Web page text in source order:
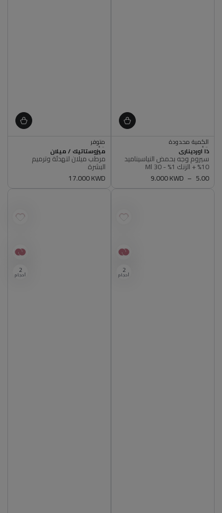
أصلي 100%
الكمية محدودة
أصلي 100%
البائع
ذا اورديناري
سيروم وجه بحمض النياسيناميد
10% + الزنك 1% - 30 Ml
سعر
5.00
9.000 KWD
أصلي 100%
اشتري 2, ووفر 5%
متوفر
أصلي 100%
البائع
ميزوستاتيك / ميلان
مرطب ميلان لتهدئة وترميم
البشرة
سعر
17.000 KWD
2
أحجام 2
أحجام